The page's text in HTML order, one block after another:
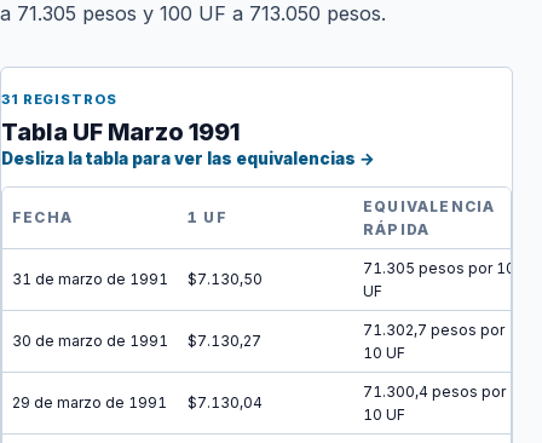
a 71.305 pesos y 100 UF a 713.050 pesos.
31 REGISTROS
Tabla UF Marzo 1991
Desliza la tabla para ver las equivalencias →
FECHA 1 UF
EQUIVALENCIA
RÁPIDA
31 de marzo de 1991 $7.130,50
71.305 pesos por 10
UF
30 de marzo de 1991 $7.130,27
71.302,7 pesos por
10 UF
29 de marzo de 1991 $7.130,04
71.300,4 pesos por
10 UF